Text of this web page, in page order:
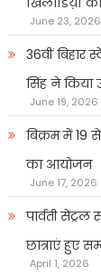
June 23, 2026
36वीं बिहार
सिंह ने किया
June 19, 2026
बिक्रम में 19
का आयोजन
June 17, 2026
पार्वती सेंट्रल
छात्राएं हुए
April 1, 2026